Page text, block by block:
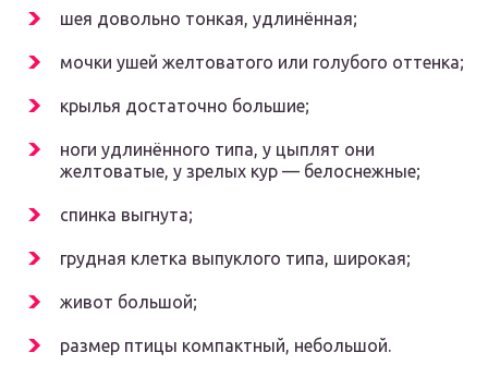
шея довольно тонкая, удлинённая;
мочки ушей желтоватого или голубого оттенка;
крылья достаточно большие;
ноги удлинённого типа, у цыплят они
желтоватые, у зрелых кур — белоснежные;
спинка выгнута;
грудная клетка выпуклого типа, широкая;
живот большой;
размер птицы компактный, небольшой.